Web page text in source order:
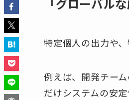
特定個人の出力や
例えば、開発チー
だけシステムの安